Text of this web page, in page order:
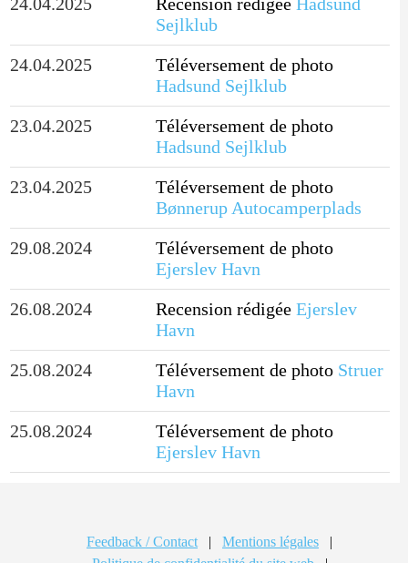
Sejlklub
24.04.2025
Téléversement de photo
Hadsund Sejlklub
23.04.2025
Téléversement de photo
Hadsund Sejlklub
23.04.2025
Téléversement de photo
Bønnerup Autocamperplads
29.08.2024
Téléversement de photo
Ejerslev Havn
26.08.2024
Recension rédigée Ejerslev
Havn
25.08.2024
Téléversement de photo Struer
Havn
25.08.2024
Téléversement de photo
Ejerslev Havn
Feedback / Contact | Mentions légales
|